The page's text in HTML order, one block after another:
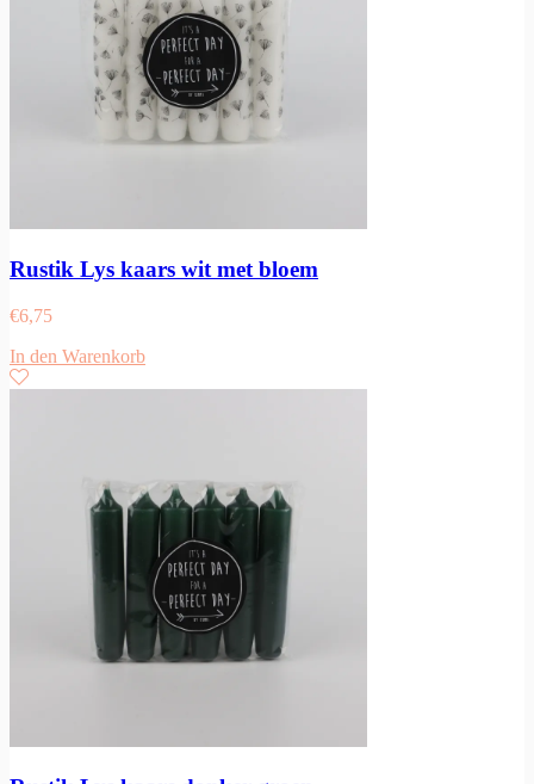
Rustik Lys kaars wit met bloem
€6,75
In den Warenkorb